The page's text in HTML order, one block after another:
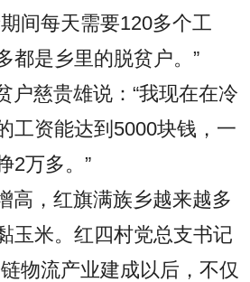
间每天需要120多个工
都是乡里的脱贫户。”
户慈贵雄说：“我现在在冷
工资能达到5000块钱，一
2万多。”
高，红旗满族乡越来越多
玉米。红四村党总支书记
物流产业建成以后，不仅